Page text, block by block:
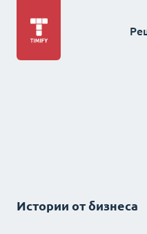
Истории от бизнеса